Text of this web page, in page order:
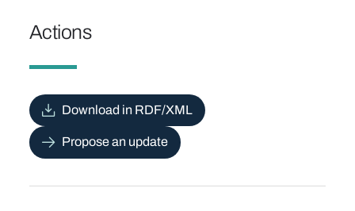
Actions
Download in RDF/XML
Propose an update